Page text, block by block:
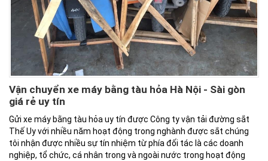
Vận chuyển xe máy bằng tàu hỏa Hà Nội - Sài gòn
giá rẻ uy tín
Gửi xe máy bằng tàu hỏa uy tín được Công ty vận tải đường sắt
Thế Uy với nhiều năm hoạt động trong nghành được sắt chúng
tôi nhận được nhiều sự tín nhiệm từ phía đối tác là các doanh
nghiệp, tổ chức, cá nhân trong và ngoài nước trong hoạt động